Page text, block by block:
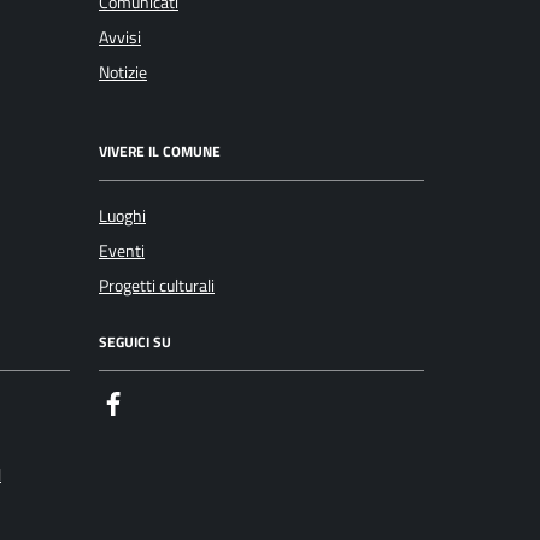
Avvisi
Notizie
VIVERE IL COMUNE
Luoghi
Eventi
Progetti culturali
SEGUICI SU